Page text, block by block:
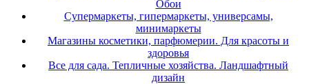
Обои
Супермаркеты, гипермаркеты, универсамы,
минимаркеты
Магазины косметики, парфюмерии. Для красоты и
здоровья
Все для сада. Тепличные хозяйства. Ландшафтный
дизайн